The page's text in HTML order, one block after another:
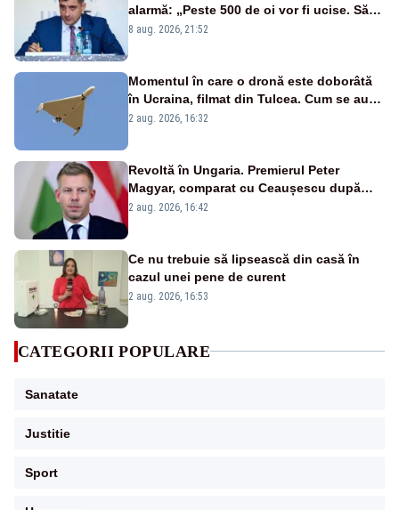
alarmă: „Peste 500 de oi vor fi ucise. Să
vedem dacă ciobanii vor fi despăgubiți”
8 aug. 2026, 21:52
Momentul în care o dronă este doborâtă
în Ucraina, filmat din Tulcea. Cum se aude
sunetul războiului la graniță - VIDEO
2 aug. 2026, 16:32
Revoltă în Ungaria. Premierul Peter
Magyar, comparat cu Ceaușescu după
anunțul referitor la criza energetică
2 aug. 2026, 16:42
Ce nu trebuie să lipsească din casă în
cazul unei pene de curent
2 aug. 2026, 16:53
CATEGORII POPULARE
Sanatate
Justitie
Sport